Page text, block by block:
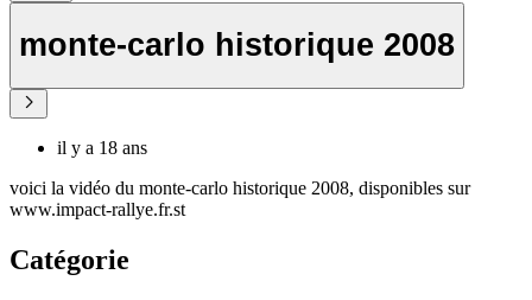
monte-carlo historique 2008
il y a 18 ans
voici la vidéo du monte-carlo historique 2008, disponibles sur
www.impact-rallye.fr.st
Catégorie